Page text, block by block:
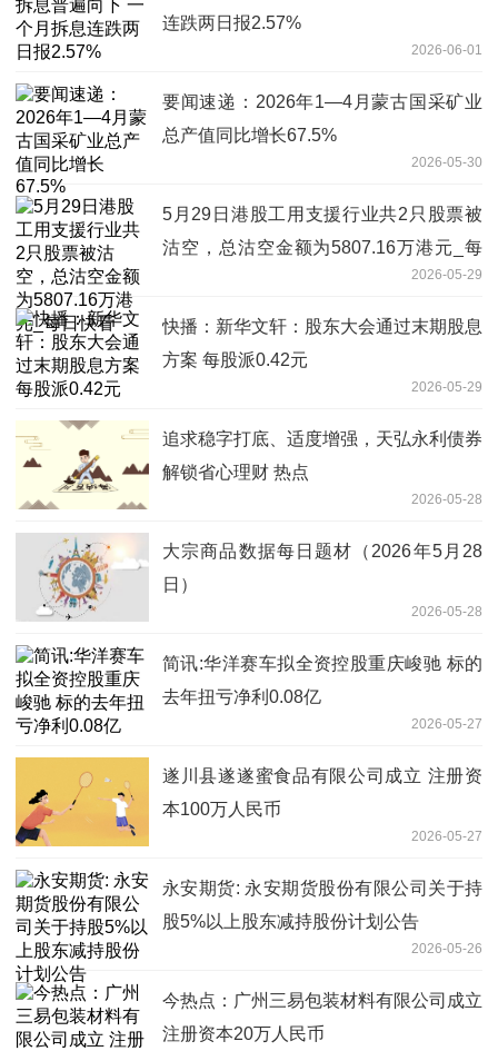
连跌两日报2.57%
2026-06-01
要闻速递：2026年1—4月蒙古国采矿业
总产值同比增长67.5%
2026-05-30
5月29日港股工用支援行业共2只股票被
沽空，总沽空金额为5807.16万港元_每
2026-05-29
快播：新华文轩：股东大会通过末期股息
方案 每股派0.42元
2026-05-29
追求稳字打底、适度增强，天弘永利债券
解锁省心理财 热点
2026-05-28
大宗商品数据每日题材（2026年5月28
日）​
2026-05-28
简讯:华洋赛车拟全资控股重庆峻驰 标的
去年扭亏净利0.08亿
2026-05-27
遂川县遂遂蜜食品有限公司成立 注册资
本100万人民币
2026-05-27
永安期货: 永安期货股份有限公司关于持
股5%以上股东减持股份计划公告
2026-05-26
今热点：广州三易包装材料有限公司成立
注册资本20万人民币